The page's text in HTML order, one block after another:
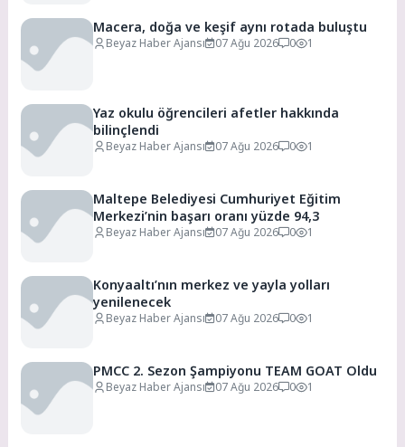
Macera, doğa ve keşif aynı rotada buluştu
Beyaz Haber Ajansı 07 Ağu 2026 0 1
Yaz okulu öğrencileri afetler hakkında
bilinçlendi
Beyaz Haber Ajansı 07 Ağu 2026 0 1
Maltepe Belediyesi Cumhuriyet Eğitim
Merkezi’nin başarı oranı yüzde 94,3
Beyaz Haber Ajansı 07 Ağu 2026 0 1
Konyaaltı’nın merkez ve yayla yolları
yenilenecek
Beyaz Haber Ajansı 07 Ağu 2026 0 1
PMCC 2. Sezon Şampiyonu TEAM GOAT Oldu
Beyaz Haber Ajansı 07 Ağu 2026 0 1